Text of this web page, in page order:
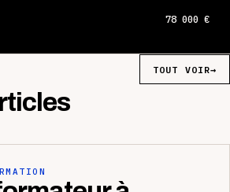
78 000 €
TOUT VOIR→